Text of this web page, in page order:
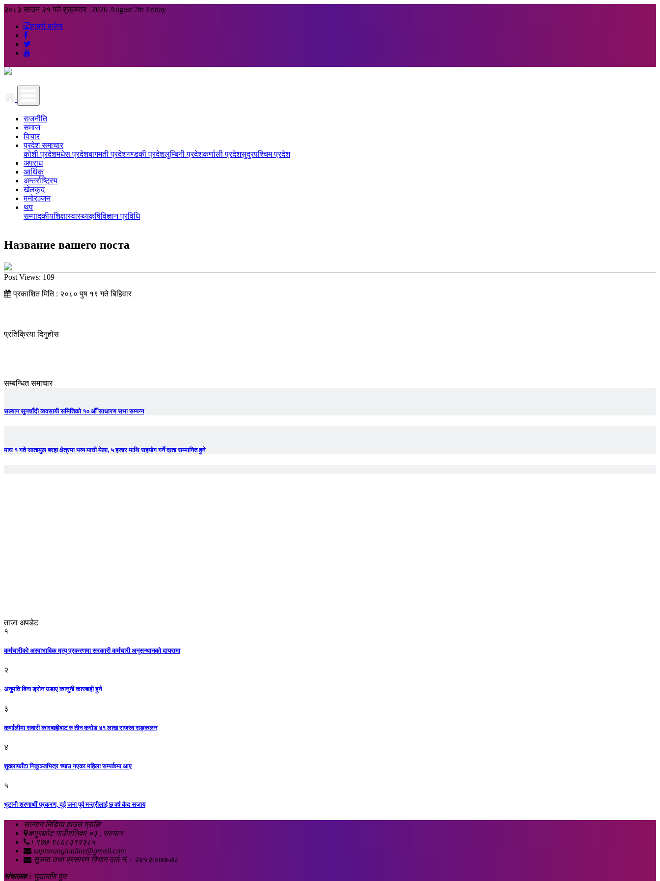
२०८३ साउन २१ गते शुक्रवार | 2026 August 7th Friday
हाम्रो बारेमा
राजनीति
समाज
विचार
प्रदेश समाचार
कोशी प्रदेशमधेस प्रदेशबागमती प्रदेशगण्डकी प्रदेशलुम्बिनी प्रदेशकर्णाली प्रदेशसुदुरपश्चिम प्रदेश
अपराध
आर्थिक
अन्तर्राष्ट्रिय
खेलकुद
मनोरञ्जन
थप
सम्पादकीयशिक्षास्वास्थ्यकृषिविज्ञान प्रविधि
Название вашего поста
Post Views: 109
प्रकाशित मिति : २०८० पुष १९ गते बिहिवार
प्रतिक्रिया दिनुहोस
सम्बन्धित समाचार
सल्यान सुनचाँदी व्यवसायी समितिको १० औँ साधारण सभा सम्पन्न
माघ १ गते सातामुल बरहा क्षेत्रमा भव्य माघी मेला, ५ हजार माथि सहयोग गर्ने दाता सम्मानित हुने
ताजा अपडेट
१
कर्मचारीको अस्वाभाविक मृत्यु प्रकरणमा सरकारी कर्मचारी अनुसन्धानको दायरामा
२
अनुमति बिना ड्रोन उडाए कानुनी कारबाही हुने
३
कर्णालीमा सवारी कारबाहीबाट रु तीन करोड ४१ लाख राजस्व सङ्कलन
४
शुक्लाफाँटा निकुञ्जभित्र च्याउ गएका महिला सम्पर्कमा आए
५
भुटानी शरणार्थी प्रकरण, दुई जना पुर्व मन्त्रीलाई छ वर्ष कैद सजाय
सल्यान मिडिया हाउस प्रालि
कपुरकोट गाउँपालिका ०३ , सल्यान
+९७७-९८६८३१२३८५
saptarangionline@gmail.com
सूचना तथा प्रसारण विभाग दर्ता नं. : २४५२/०७७-७८
संचालक : चुडामणि पुन